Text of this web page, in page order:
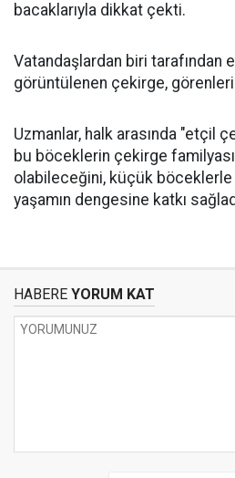
bacaklarıyla dikkat çekti.
Vatandaşlardan biri tarafından
görüntülenen çekirge,
Uzmanlar, halk arasında "etçil
bu böceklerin çekirge
olabileceğini, küçük
yaşamın dengesine katkı
HABERE YORUM KAT